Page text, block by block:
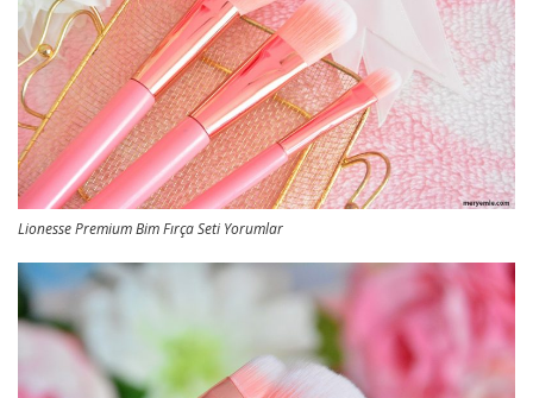
Lionesse Premium Bim Fırça Seti Yorumlar